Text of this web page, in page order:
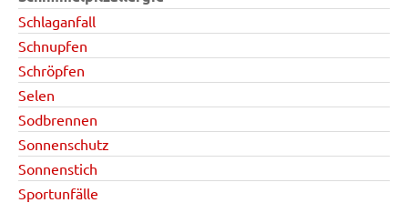
Schlaganfall
Schnupfen
Schröpfen
Selen
Sodbrennen
Sonnenschutz
Sonnenstich
Sportunfälle